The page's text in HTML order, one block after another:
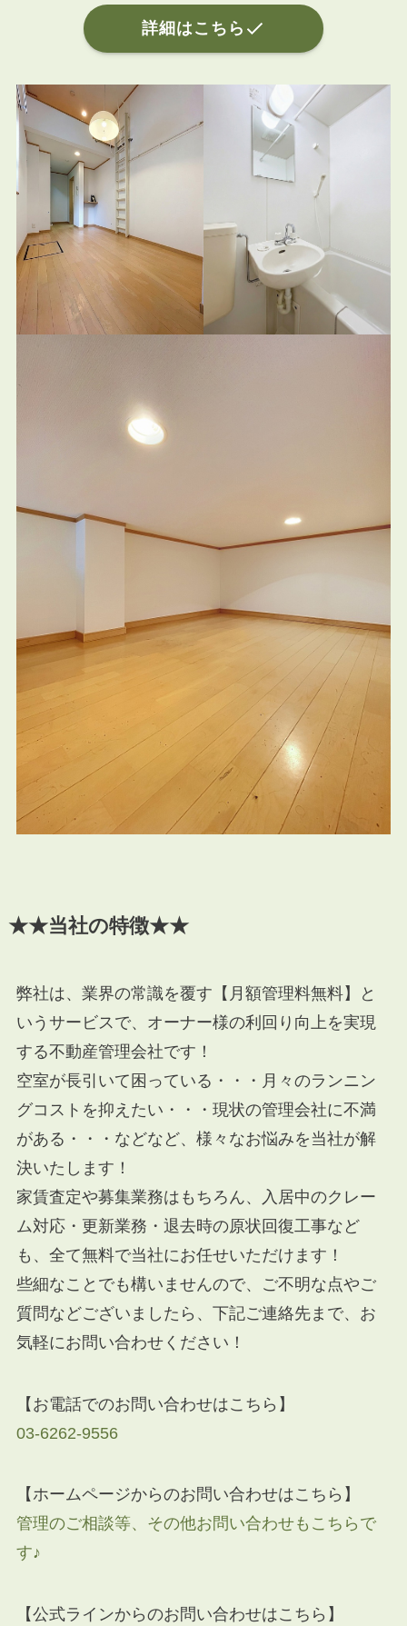
詳細はこちら
★★当社の特徴★★
弊社は、業界の常識を覆す【月額管理料無料】と
いうサービスで、オーナー様の利回り向上を実現
する不動産管理会社です！
空室が長引いて困っている・・・月々のランニン
グコストを抑えたい・・・現状の管理会社に不満
がある・・・などなど、様々なお悩みを当社が解
決いたします！
家賃査定や募集業務はもちろん、入居中のクレー
ム対応・更新業務・退去時の原状回復工事など
も、全て無料で当社にお任せいただけます！
些細なことでも構いませんので、ご不明な点やご
質問などございましたら、下記ご連絡先まで、お
気軽にお問い合わせください！
【お電話でのお問い合わせはこちら】
03-6262-9556
【ホームページからのお問い合わせはこちら】
管理のご相談等、その他お問い合わせもこちらで
す♪
【公式ラインからのお問い合わせはこちら】